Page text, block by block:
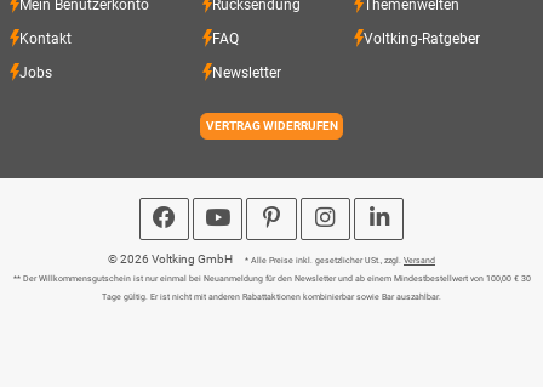
Mein Benutzerkonto Rücksendung Themenwelten
Kontakt FAQ Voltking-Ratgeber
Jobs Newsletter
VERTRAG WIDERRUFEN
© 2026 Voltking GmbH * Alle Preise inkl. gesetzlicher USt., zzgl. Versand
** Der Willkommensgutschein ist nur einmal bei Neuanmeldung für den Newsletter und ab einem Mindestbestellwert von 100,00 € 30
Tage gültig. Er ist nicht mit anderen Rabattaktionen kombinierbar sowie Bar auszahlbar.